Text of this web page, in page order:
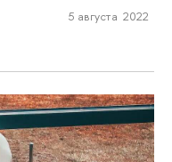
5 августа 2022